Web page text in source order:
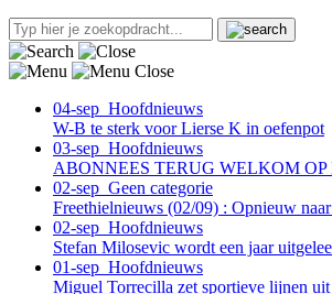
04-sep Hoofdnieuws
W-B te sterk voor Lierse K in oefenpot
03-sep Hoofdnieuws
ABONNEES TERUG WELKOM
02-sep Geen categorie
Freethielnieuws (02/09) : Opnieuw
02-sep Hoofdnieuws
Stefan Milosevic wordt een jaar
01-sep Hoofdnieuws
Miguel Torrecilla zet sportieve lijnen